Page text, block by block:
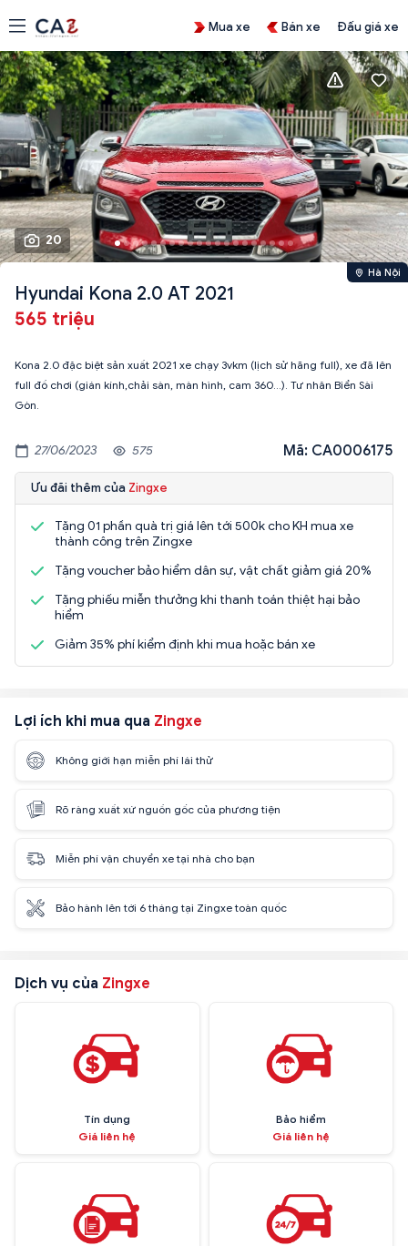
Mua xe Bán xe Đấu giá xe
20
Hà Nội
Hyundai Kona 2.0 AT 2021
565 triệu
Kona 2.0 đặc biệt sản xuất 2021 xe chạy 3vkm (lịch sử hãng full), xe đã lên
full đồ chơi (gián kính,chải sàn, màn hình, cam 360…). Tư nhân Biển Sài
Gòn.
27/06/2023 575 Mã: CA0006175
Ưu đãi thêm của Zingxe
Tặng 01 phần quà trị giá lên tới 500k cho KH mua xe
thành công trên Zingxe
Tặng voucher bảo hiểm dân sự, vật chất giảm giá 20%
Tặng phiếu miễn thưởng khi thanh toán thiệt hại bảo
hiểm
Giảm 35% phí kiểm định khi mua hoặc bán xe
Lợi ích khi mua qua Zingxe
Không giới hạn miễn phí lái thử
Rõ ràng xuất xứ nguồn gốc của phương tiện
Miễn phí vận chuyển xe tại nhà cho bạn
Bảo hành lên tới 6 tháng tại Zingxe toàn quốc
Dịch vụ của Zingxe
Tín dụng
Giá liên hệ
Bảo hiểm
Giá liên hệ